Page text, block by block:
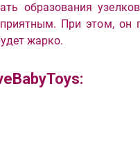
образования
При этом, он
жарко.